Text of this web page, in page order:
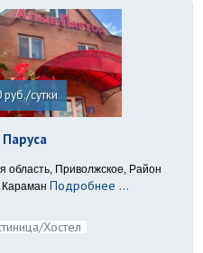
руб./сутки
область, Приволжское, Район
Караман Подробнее ...
Хостел